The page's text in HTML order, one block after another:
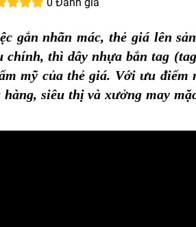
gắn nhãn mác, thẻ giá lên
chính, thì dây nhựa bắn tag
mỹ của thẻ giá. Với ưu điểm
hàng, siêu thị và xưởng may